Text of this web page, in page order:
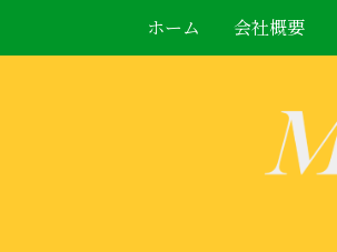
ホーム 会社概要